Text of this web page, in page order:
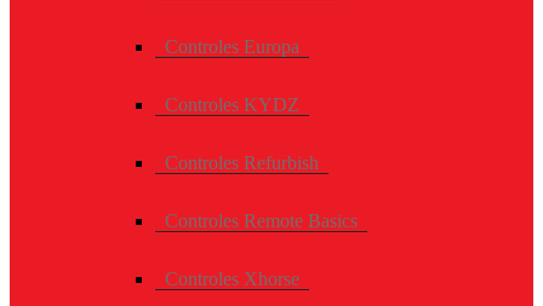
Controles Europa
Controles KYDZ
Controles Refurbish
Controles Remote Basics
Controles Xhorse